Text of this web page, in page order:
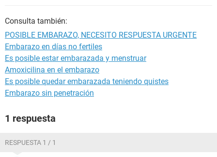
Consulta también:
POSIBLE EMBARAZO, NECESITO RESPUESTA URGENTE
Embarazo en días no fertiles
Es posible estar embarazada y menstruar
Amoxicilina en el embarazo
Es posible quedar embarazada teniendo quistes
Embarazo sin penetración
1 respuesta
RESPUESTA 1 / 1